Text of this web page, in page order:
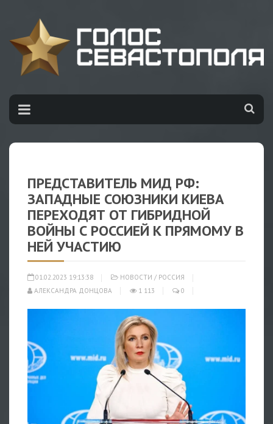
ПРЕДСТАВИТЕЛЬ МИД РФ:
ЗАПАДНЫЕ СОЮЗНИКИ КИЕВА
ПЕРЕХОДЯТ ОТ ГИБРИДНОЙ
ВОЙНЫ С РОССИЕЙ К ПРЯМОМУ В
НЕЙ УЧАСТИЮ
01.02.2023 19:13:38 НОВОСТИ / РОССИЯ
АЛЕКСАНДРА ДОНЦОВА
1 113 0